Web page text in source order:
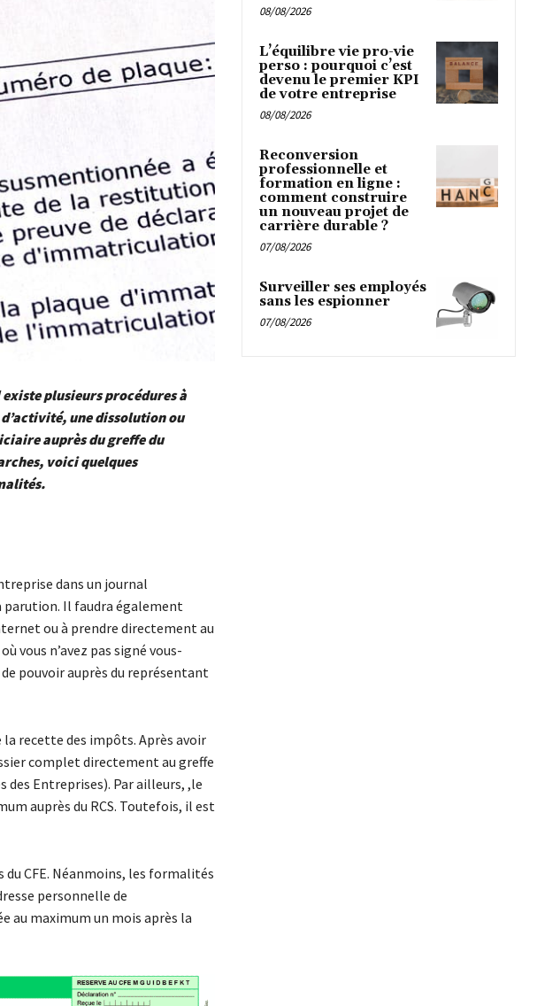
plusieurs procédures à
une dissolution ou
auprès du greffe du
voici quelques
dans un journal
parution. Il faudra également
ou à prendre directement au
vous n’avez pas signé vous-
pouvoir auprès du représentant
recette des impôts. Après avoir
complet directement au greffe
des Entreprises). Par ailleurs, ,le
auprès du RCS. Toutefois, il est
CFE. Néanmoins, les formalités
personnelle de
au maximum un mois après la
08/08/2026
L’équilibre vie pro-vie
perso : pourquoi c’est
devenu le premier KPI
de votre entreprise
08/08/2026
Reconversion
professionnelle et
formation en ligne :
comment construire
un nouveau projet de
carrière durable ?
07/08/2026
Surveiller ses employés
sans les espionner
07/08/2026